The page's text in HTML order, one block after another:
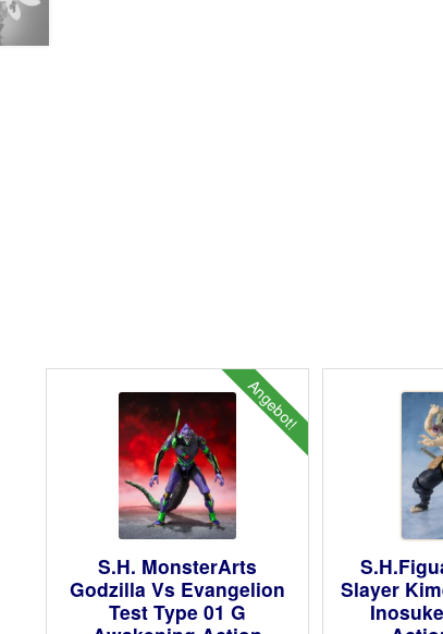
Angebot!
S.H. MonsterArts
Godzilla Vs Evangelion
Test Type 01 G
Slayer